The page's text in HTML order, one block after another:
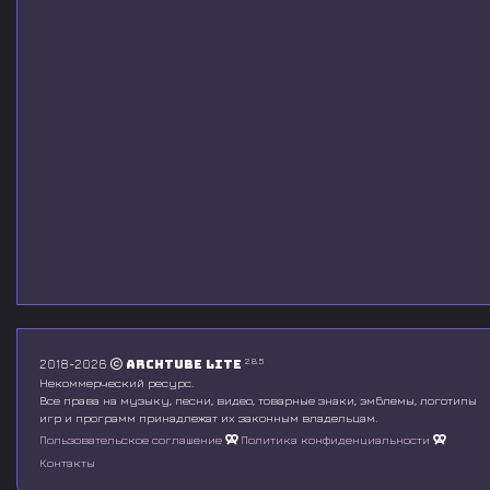
2018-2026 Archtube Lite 2.8.5
Некоммерческий ресурс.
Все права на музыку, песни, видео, товарные знаки, эмблемы, логотипы
игр и программ принадлежат их законным владельцам.
Пользовательское соглашение
Политика конфиденциальности
Контакты